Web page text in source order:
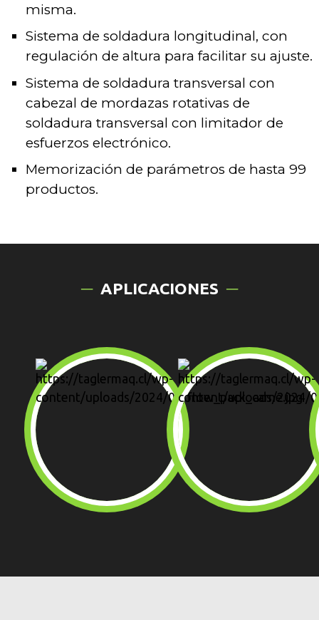
misma.
Sistema de soldadura longitudinal, con
regulación de altura para facilitar su ajuste.
Sistema de soldadura transversal con
cabezal de mordazas rotativas de
soldadura transversal con limitador de
esfuerzos electrónico.
Memorización de parámetros de hasta 99
productos.
APLICACIONES